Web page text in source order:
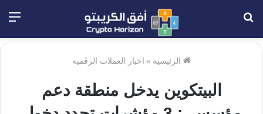
الرئيسية » اخبار العملات الرقمية
البيتكوين يدخل منطقة دعم